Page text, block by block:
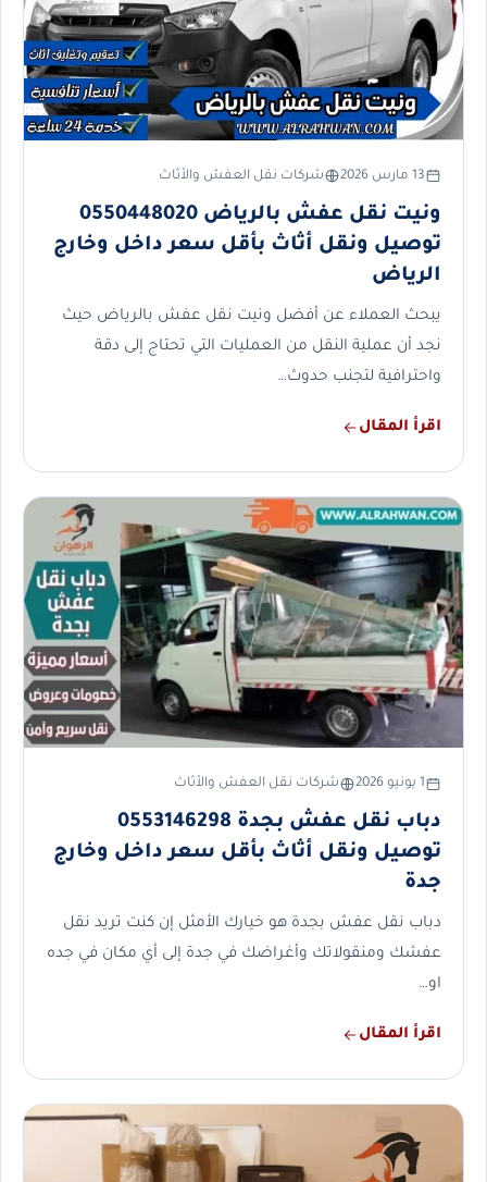
13 مارس 2026 شركات نقل العفش والأثاث
ونيت نقل عفش بالرياض 0550448020
توصيل ونقل أثاث بأقل سعر داخل وخارج
الرياض
يبحث العملاء عن أفضل ونيت نقل عفش بالرياض حيث
نجد أن عملية النقل من العمليات التي تحتاج إلى دقة
واحترافية لتجنب حدوث…
اقرأ المقال
1 يونيو 2026 شركات نقل العفش والأثاث
دباب نقل عفش بجدة 0553146298
توصيل ونقل أثاث بأقل سعر داخل وخارج
جدة
دباب نقل عفش بجدة هو خيارك الأمثل إن كنت تريد نقل
عفشك ومنقولاتك وأغراضك في جدة إلى أي مكان في جده
او…
اقرأ المقال